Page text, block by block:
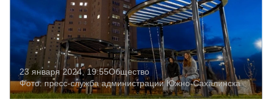
23 января 2024, 19:55Общество
Фото:пресс-служба администрации Южно-Сахалинска